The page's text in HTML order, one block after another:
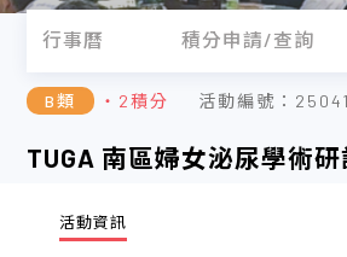
行事曆 積分申請/查詢
B類 ・2積分 活動編號：
TUGA 南區婦女泌尿學術研
活動資訊